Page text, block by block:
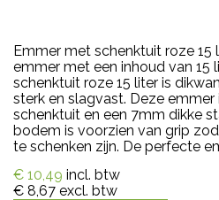
Emmer met schenktuit roze 15
emmer met een inhoud van 15
schenktuit roze 15 liter is
sterk en slagvast. Deze emmer
schenktuit en een 7mm dikke
bodem is voorzien van grip
te schenken zijn. De perfecte
€ 10,49 incl. btw
€ 8,67 excl. btw